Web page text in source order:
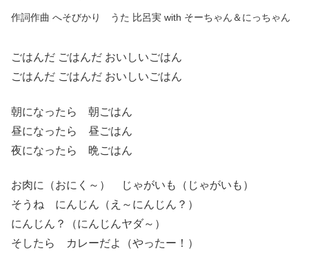
作詞作曲 へそびかり うた 比呂実 with そーちゃん＆にっちゃん
ごはんだ ごはんだ おいしいごはん
ごはんだ ごはんだ おいしいごはん
朝になったら 朝ごはん
昼になったら 昼ごはん
夜になったら 晩ごはん
お肉に（おにく～） じゃがいも（じゃがいも）
そうね にんじん（え～にんじん？）
にんじん？（にんじんヤダ～）
そしたら カレーだよ（やったー！）